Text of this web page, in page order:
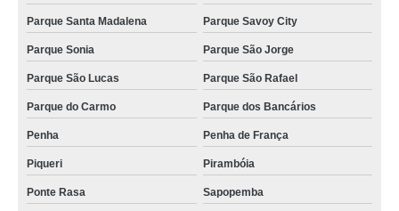
Parque Santa Madalena Parque Savoy City
Parque Sonia Parque São Jorge
Parque São Lucas Parque São Rafael
Parque do Carmo Parque dos Bancários
Penha Penha de França
Piqueri Pirambóia
Ponte Rasa Sapopemba